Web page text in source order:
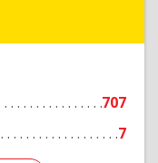
707
7
Волжский г, им